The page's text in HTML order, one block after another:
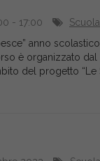
- 17:00
anno
è organizzato dal
del progetto